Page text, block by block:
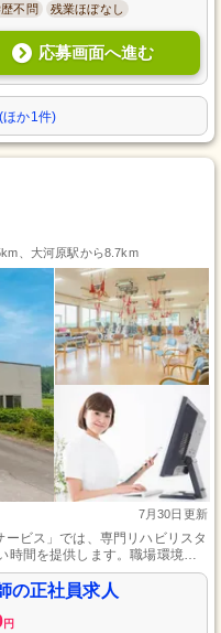
不問 残業ほぼなし
応募画面へ進む
(ほか1件)
、大河原駅から8.7km
7月30日更新
ビス」では、専門リハビリスタ
時間を提供します。職場環境は
ト制の勤務と各種休暇制度、さ
、家庭との両立も可能です。経
躍できます。
の正社員求人
円